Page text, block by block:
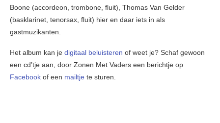
Boone (accordeon, trombone, fluit), Thomas Van Gelder
(basklarinet, tenorsax, fluit) hier en daar iets in als
gastmuzikanten.
Het album kan je digitaal beluisteren of weet je? Schaf gewoon
een cd’tje aan, door Zonen Met Vaders een berichtje op
Facebook of een mailtje te sturen.